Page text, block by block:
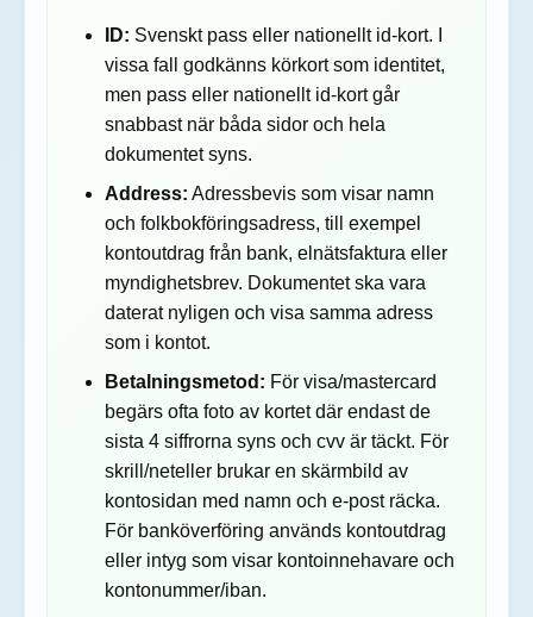
ID: Svenskt pass eller nationellt id-kort. I
vissa fall godkänns körkort som identitet,
men pass eller nationellt id-kort går
snabbast när båda sidor och hela
dokumentet syns.
Address: Adressbevis som visar namn
och folkbokföringsadress, till exempel
kontoutdrag från bank, elnätsfaktura eller
myndighetsbrev. Dokumentet ska vara
daterat nyligen och visa samma adress
som i kontot.
Betalningsmetod: För visa/mastercard
begärs ofta foto av kortet där endast de
sista 4 siffrorna syns och cvv är täckt. För
skrill/neteller brukar en skärmbild av
kontosidan med namn och e-post räcka.
För banköverföring används kontoutdrag
eller intyg som visar kontoinnehavare och
kontonummer/iban.